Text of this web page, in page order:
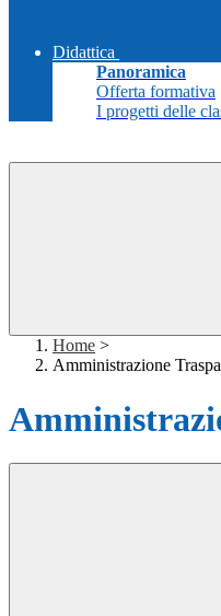
Didattica
Panoramica
Offerta formativa
I progetti delle
Home >
Amministrazione